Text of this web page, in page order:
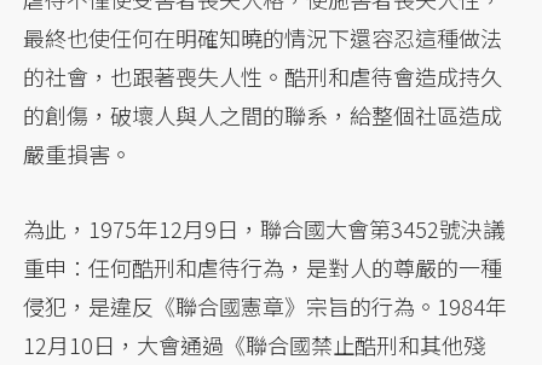
最終也使任何在明確知曉的情況下還容忍這種做法
的社會，也跟著喪失人性。酷刑和虐待會造成持久
的創傷，破壞人與人之間的聯系，給整個社區造成
嚴重損害。
為此，1975年12月9日，聯合國大會第3452號決議
重申：任何酷刑和虐待行為，是對人的尊嚴的一種
侵犯，是違反《聯合國憲章》宗旨的行為。1984年
12月10日，大會通過《聯合國禁止酷刑和其他殘